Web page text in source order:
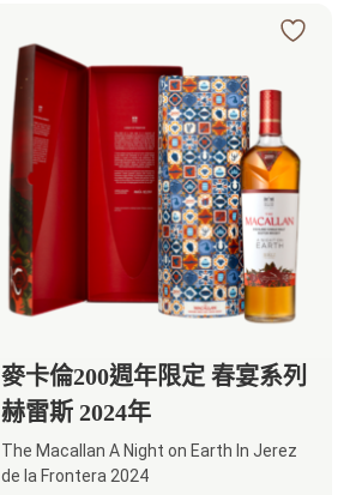
麥卡倫200週年限定 春宴系列
赫雷斯 2024年
The Macallan A Night on Earth In Jerez
de la Frontera 2024​